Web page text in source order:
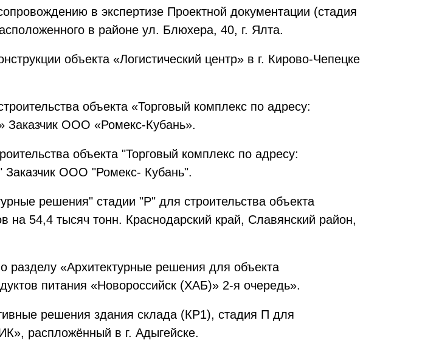
в экспертизе Проектной документации (стадия
в районе ул. Блюхера, 40, г. Ялта.
объекта «Логистический центр» в г. Кирово-Чепецке
объекта «Торговый комплекс по адресу:
Заказчик ООО «Ромекс-Кубань».
объекта "Торговый комплекс по адресу:
Заказчик ООО "Ромекс- Кубань".
решения" стадии "Р" для строительства объекта
54,4 тысяч тонн. Краснодарский край, Славянский район,
разделу «Архитектурные решения для объекта
питания «Новороссийск (ХАБ)» 2-я очередь».
решения здания склада (КР1), стадия П для
распложённый в г. Адыгейске.